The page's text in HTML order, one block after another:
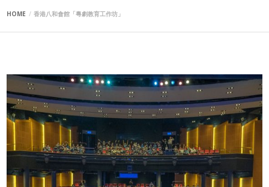
HOME 香港八和會館「粵劇教育工作坊」